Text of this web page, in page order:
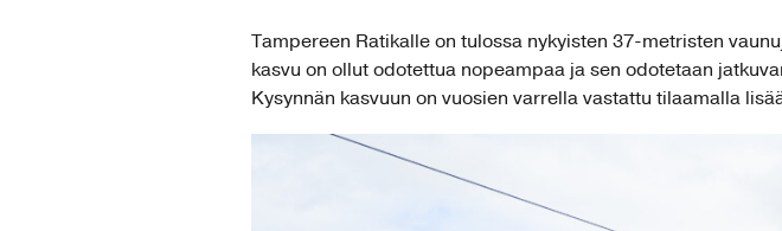
Tampereen Ratikalle on tulossa nykyisten 37-metristen
kasvu on ollut odotettua nopeampaa ja sen odotetaan
Kysynnän kasvuun on vuosien varrella vastattu tilaamalla